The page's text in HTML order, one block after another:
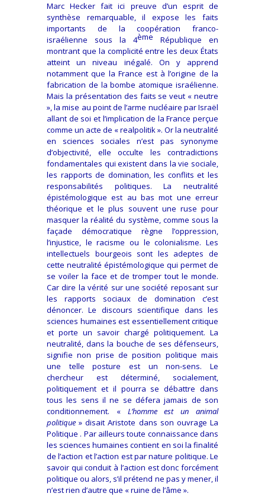
Marc Hecker fait ici preuve d’un esprit de
synthèse remarquable, il expose les faits
importants de la coopération franco-
israélienne sous la 4ème République en
montrant que la complicité entre les deux États
atteint un niveau inégalé. On y apprend
notamment que la France est à l’origine de la
fabrication de la bombe atomique israélienne.
Mais la présentation des faits se veut « neutre
», la mise au point de l’arme nucléaire par Israël
allant de soi et l’implication de la France perçue
comme un acte de « realpolitik ». Or la neutralité
en sciences sociales n’est pas synonyme
d’objectivité, elle occulte les contradictions
fondamentales qui existent dans la vie sociale,
les rapports de domination, les conflits et les
responsabilités politiques. La neutralité
épistémologique est au bas mot une erreur
théorique et le plus souvent une ruse pour
masquer la réalité du système, comme sous la
façade démocratique règne l’oppression,
l’injustice, le racisme ou le colonialisme. Les
intellectuels bourgeois sont les adeptes de
cette neutralité épistémologique qui permet de
se voiler la face et de tromper tout le monde.
Car dire la vérité sur une société reposant sur
les rapports sociaux de domination c’est
dénoncer. Le discours scientifique dans les
sciences humaines est essentiellement critique
et porte un savoir chargé politiquement. La
neutralité, dans la bouche de ses défenseurs,
signifie non prise de position politique mais
une telle posture est un non-sens. Le
chercheur est déterminé, socialement,
politiquement et il pourra se débattre dans
tous les sens il ne se défera jamais de son
conditionnement. « L’homme est un animal
politique » disait Aristote dans son ouvrage La
Politique . Par ailleurs toute connaissance dans
les sciences humaines contient en soi la finalité
de l’action et l’action est par nature politique. Le
savoir qui conduit à l’action est donc forcément
politique ou alors, s’il prétend ne pas y mener, il
n’est rien d’autre que « ruine de l’âme ».